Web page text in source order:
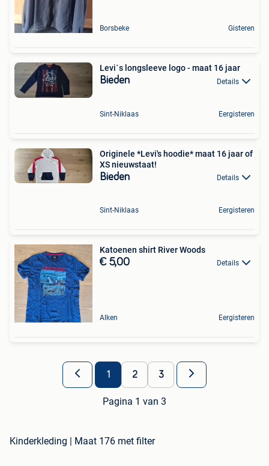
Borsbeke Gisteren
Levi´s longsleeve logo - maat 16 jaar
Bieden Details
Sint-Niklaas Eergisteren
Originele *Levi's hoodie* maat 16 jaar of
XS nieuwstaat!
Bieden Details
Sint-Niklaas Eergisteren
Katoenen shirt River Woods
€ 5,00 Details
Alken Eergisteren
1 2 3
Pagina 1 van 3
Kinderkleding | Maat 176 met filter